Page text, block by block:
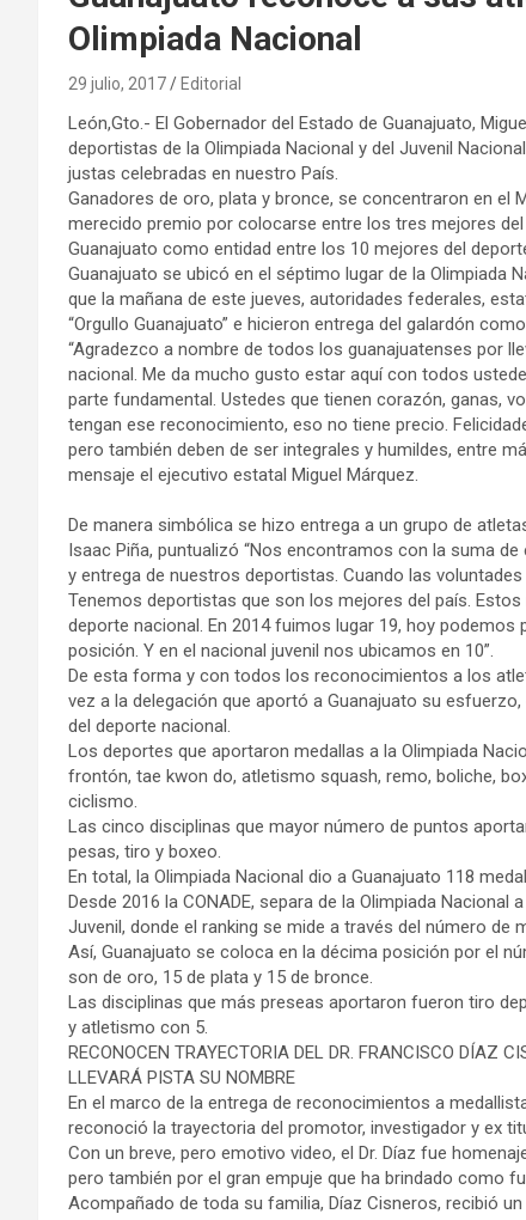
Olimpiada Nacional
29 julio, 2017 Editorial
León,Gto.- El Gobernador del Estado de Guanajuato,
deportistas de la Olimpiada Nacional y del Juvenil
justas celebradas en nuestro País.
Ganadores de oro, plata y bronce, se concentraron en el
merecido premio por colocarse entre los tres mejores
Guanajuato como entidad entre los 10 mejores del
Guanajuato se ubicó en el séptimo lugar de la Olimpiada
que la mañana de este jueves, autoridades federales,
“Orgullo Guanajuato” e hicieron entrega del galardón
“Agradezco a nombre de todos los guanajuatenses por
nacional. Me da mucho gusto estar aquí con todos
parte fundamental. Ustedes que tienen corazón, ganas,
tengan ese reconocimiento, eso no tiene precio.
pero también deben de ser integrales y humildes, entre
mensaje el ejecutivo estatal Miguel Márquez.
De manera simbólica se hizo entrega a un grupo de
Isaac Piña, puntualizó “Nos encontramos con la suma
y entrega de nuestros deportistas. Cuando las
Tenemos deportistas que son los mejores del país.
deporte nacional. En 2014 fuimos lugar 19, hoy
posición. Y en el nacional juvenil nos ubicamos en 10”.
De esta forma y con todos los reconocimientos a los
vez a la delegación que aportó a Guanajuato su
del deporte nacional.
Los deportes que aportaron medallas a la Olimpiada
frontón, tae kwon do, atletismo squash, remo, boliche,
ciclismo.
Las cinco disciplinas que mayor número de puntos
pesas, tiro y boxeo.
En total, la Olimpiada Nacional dio a Guanajuato 118
Desde 2016 la CONADE, separa de la Olimpiada
Juvenil, donde el ranking se mide a través del número de
Así, Guanajuato se coloca en la décima posición por el
son de oro, 15 de plata y 15 de bronce.
Las disciplinas que más preseas aportaron fueron tiro
y atletismo con 5.
RECONOCEN TRAYECTORIA DEL DR. FRANCISCO DÍAZ
LLEVARÁ PISTA SU NOMBRE
En el marco de la entrega de reconocimientos a
reconoció la trayectoria del promotor, investigador y ex
Con un breve, pero emotivo video, el Dr. Díaz fue
pero también por el gran empuje que ha brindado como
Acompañado de toda su familia, Díaz Cisneros, recibió